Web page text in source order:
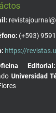
(+593)
https://
Universidad